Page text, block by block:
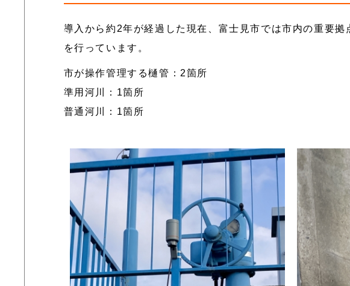
導入から約2年が経過した現在、富士見市では市内の重要拠
を行っています。
市が操作管理する樋管：2箇所
準用河川：1箇所
普通河川：1箇所